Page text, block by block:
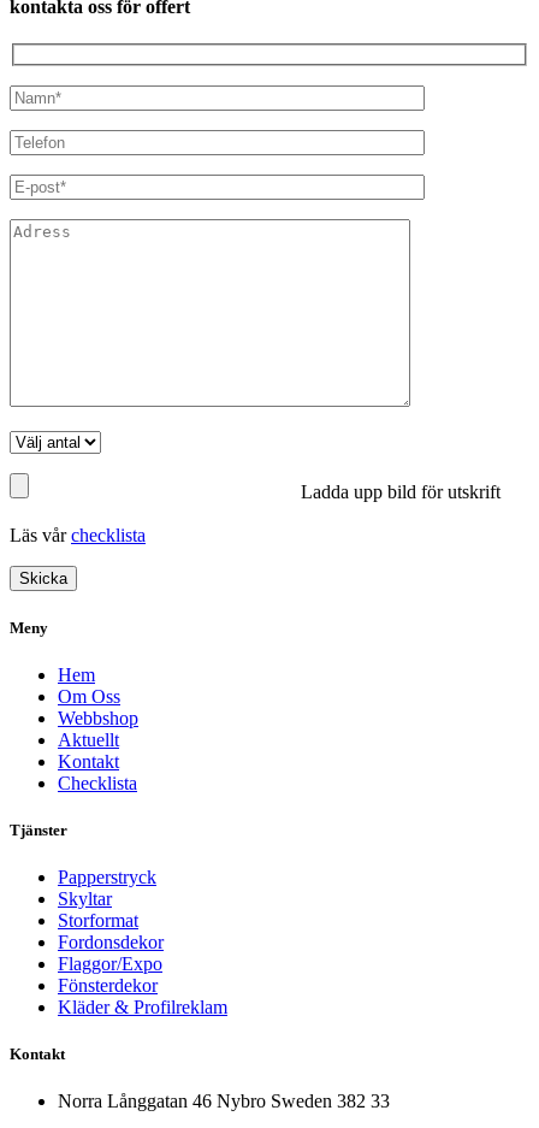
kontakta oss för offert
Ladda upp bild för utskrift
Läs vårchecklista
Meny
Hem
Om Oss
Webbshop
Aktuellt
Kontakt
Checklista
Tjänster
Papperstryck
Skyltar
Storformat
Fordonsdekor
Flaggor/Expo
Fönsterdekor
Kläder & Profilreklam
Kontakt
Norra Långgatan 46 Nybro Sweden 382 33